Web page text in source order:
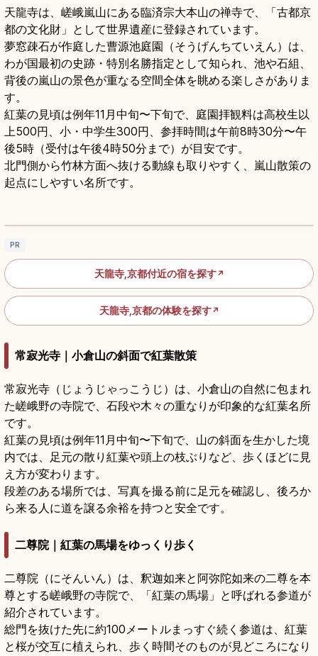
天龍寺は、嵯峨嵐山にある臨済宗大本山の禅寺で、「古都京
都の文化財」として世界遺産に登録されています。
夢窓疎石が作庭した曹源池庭園（そうげんちていえん）は、
わが国最初の史跡・特別名勝指定として知られ、池や石組、
背後の嵐山の景色が重なる空間全体を眺める楽しさがありま
す。
紅葉の見頃は例年11月中旬〜下旬で、庭園拝観料は高校生以
上500円、小・中学生300円、参拝時間は午前8時30分〜午
後5時（受付は午後4時50分まで）が目安です。
北門側から竹林方面へ抜ける動線も取りやすく、嵐山散策の
起点にしやすい名所です。
天龍寺の見どころ｜曹源池庭園と雲龍図をめ
PR
天龍寺,京都付近の宿を探す↗
天龍寺,京都の体験を探す↗
常寂光寺｜小倉山の斜面で紅葉散策
常寂光寺（じょうじゃっこうじ）は、小倉山の自然に包まれ
た嵯峨野の寺院で、石段や木々の重なりが印象的な紅葉名所
です。
紅葉の見頃は例年11月中旬〜下旬で、山の斜面を生かした境
内では、足元の散り紅葉や頭上の枝ぶりなど、歩くほどに見
え方が変わります。
段差のある場所では、写真を撮る前に足元を確認し、後ろか
ら来る人に道を譲る余裕を持つと安全です。
二尊院｜紅葉の馬場をゆっくり歩く
二尊院（にそんいん）は、釈迦如来と阿弥陀如来の二尊を本
尊とする嵯峨野の寺院で、「紅葉の馬場」と呼ばれる参道が
紹介されています。
総門を抜けた先に約100メートルまっすぐ続く参道は、紅葉
と桜が交互に植えられ、歩く時間そのものが見どころになり